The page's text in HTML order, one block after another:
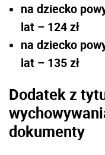
na dziecko
lat – 124 zł
na dziecko
lat – 135 zł
Dodatek z
dokumenty